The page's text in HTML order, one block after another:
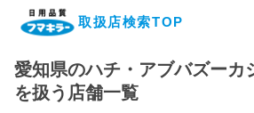
取扱店検索TOP
企業・IR情報サイト
愛知県のハチ・アブバズーカ
を扱う店舗一覧